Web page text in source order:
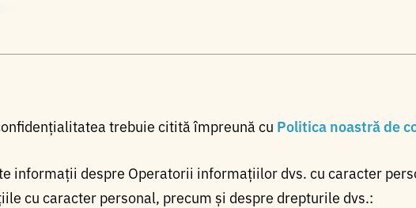
trebuie citită împreună cu Politica noastră de
informații despre Operatorii informațiilor dvs. cu caracter
cu caracter personal, precum și despre drepturile dvs.: